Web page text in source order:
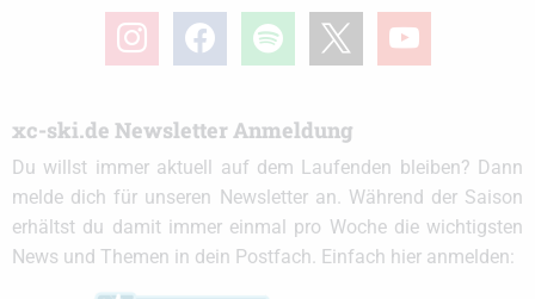
instagramfacebook spotify youtube
xc-ski.de Newsletter Anmeldung
Du willst immer aktuell auf dem Laufenden bleiben? Dann
melde dich für unseren Newsletter an. Während der Saison
erhältst du damit immer einmal pro Woche die wichtigsten
News und Themen in dein Postfach. Einfach hier anmelden: